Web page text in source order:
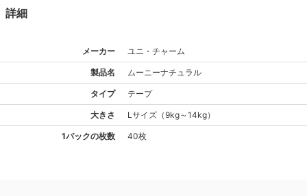
詳細
メーカー ユニ・チャーム
製品名 ムーニーナチュラル
タイプ テープ
大きさ Lサイズ （9kg～14kg）
1パックの枚数 40枚